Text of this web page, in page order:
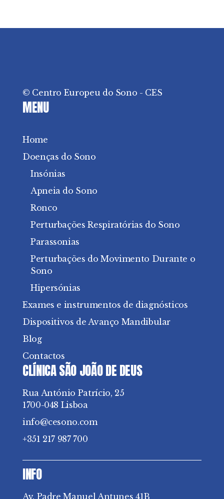
© Centro Europeu do Sono - CES
MENU
Home
Doenças do Sono
Insónias
Apneia do Sono
Ronco
Perturbações Respiratórias do Sono
Parassonias
Perturbações do Movimento Durante o
Sono
Hipersónias
Exames e instrumentos de diagnósticos
Dispositivos de Avanço Mandibular
Blog
Contactos
CLÍNICA SÃO JOÃO DE DEUS
Rua António Patrício, 25
1700-048 Lisboa
info@cesono.com
+351 217 987 700
INFO
Av. Padre Manuel Antunes 41B